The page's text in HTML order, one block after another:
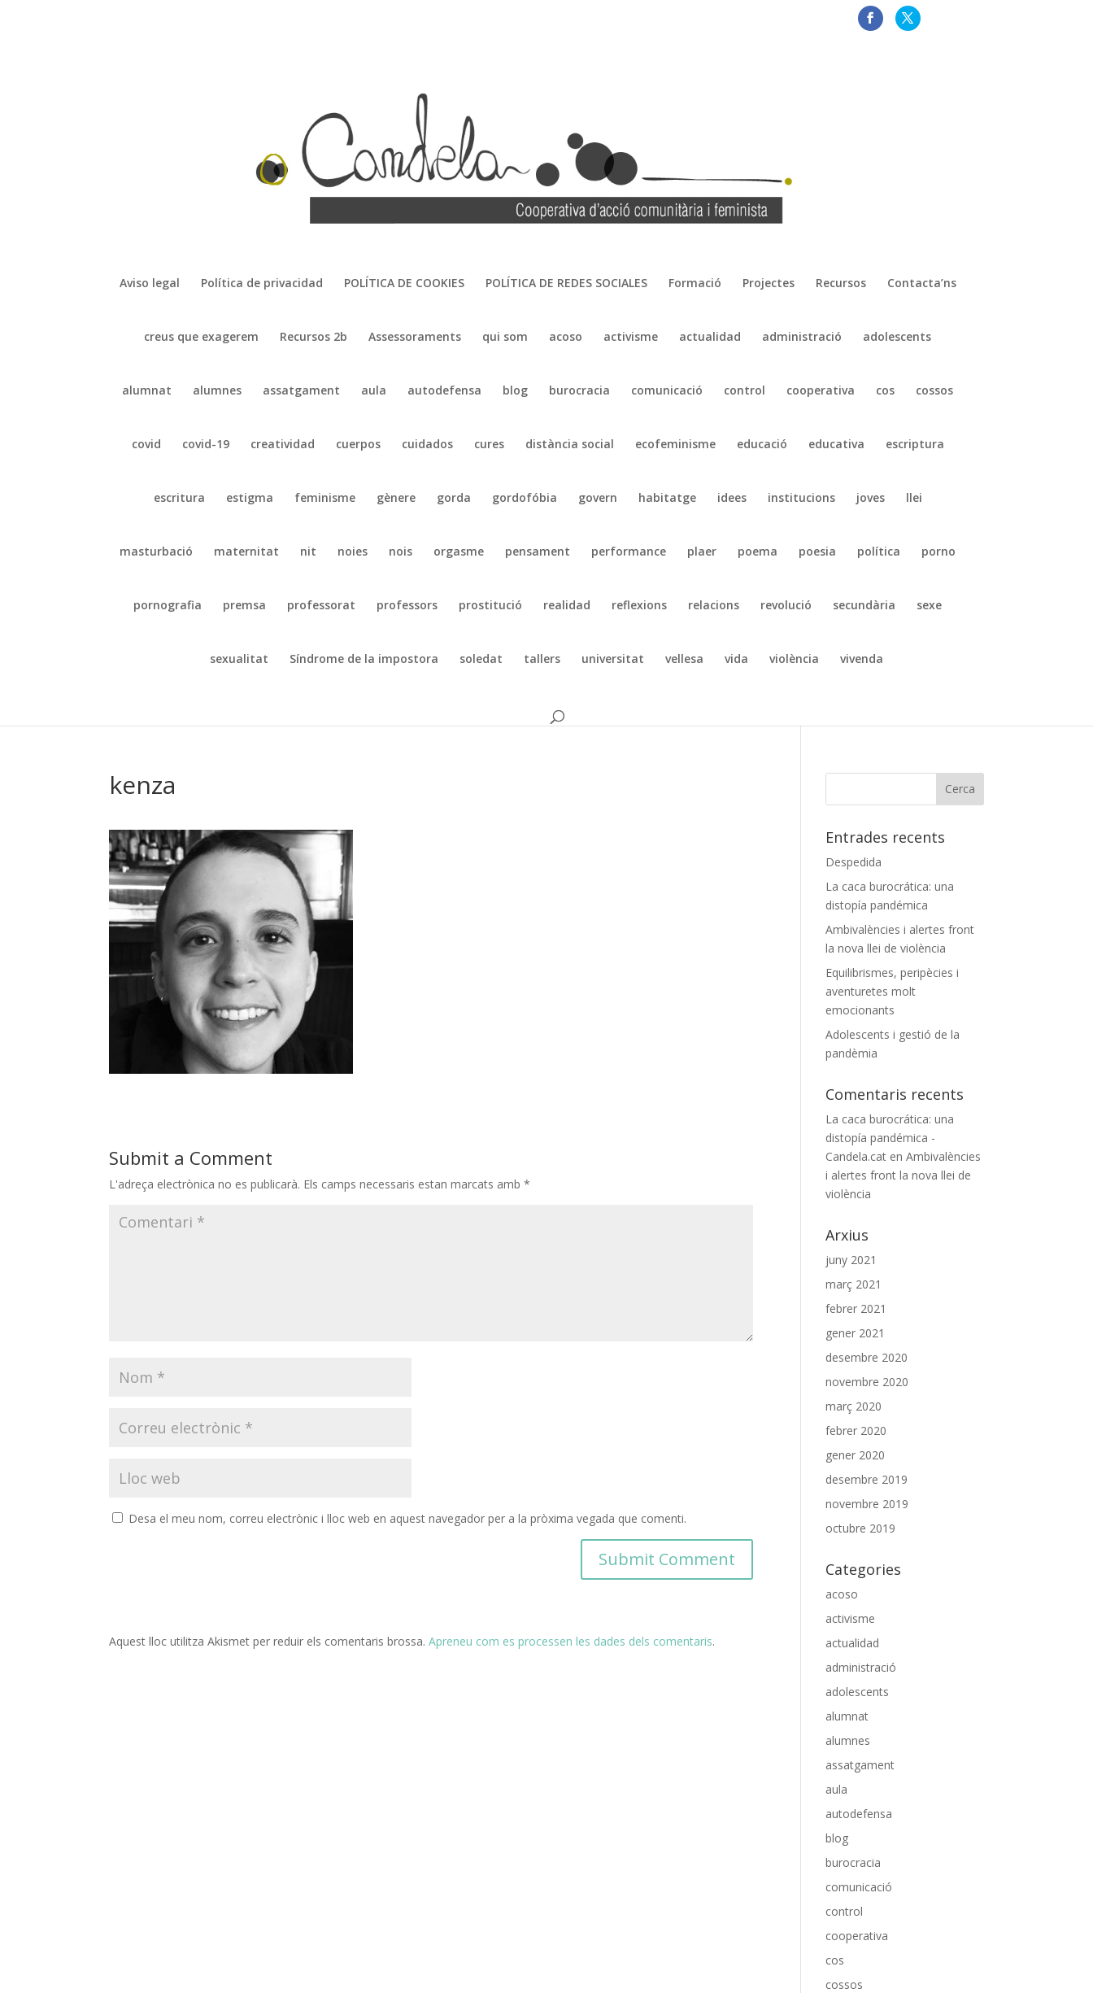
Aviso legal Política de privacidad POLÍTICA DE COOKIES POLÍTICA DE REDES SOCIALES Formació Projectes Recursos Contacta’ns
creus que exagerem Recursos 2b Assessoraments qui som acoso activisme actualidad administració adolescents
alumnat alumnes assatgament aula autodefensa blog burocracia comunicació control cooperativa cos cossos
covid covid-19 creatividad cuerpos cuidados cures distància social ecofeminisme educació educativa escriptura
escritura estigma feminisme gènere gorda gordofóbia govern habitatge idees institucions joves llei
masturbació maternitat nit noies nois orgasme pensament performance plaer poema poesia política porno
pornografia premsa professorat professors prostitució realidad reflexions relacions revolució secundària sexe
sexualitat Síndrome de la impostora soledat tallers universitat vellesa vida violència vivenda
kenza
Submit a Comment
L'adreça electrònica no es publicarà. Els camps necessaris estan marcats amb*
Desa el meu nom, correu electrònic i lloc web en aquest navegador per a la pròxima vegada que comenti.
Aquest lloc utilitza Akismet per reduir els comentaris brossa.Apreneu com es processen les dades dels comentaris.
Entrades recents
Despedida
La caca burocrática: una
distopía pandémica
Ambivalències i alertes front
la nova llei de violència
Equilibrismes, peripècies i
aventuretes molt
emocionants
Adolescents i gestió de la
pandèmia
Comentaris recents
La caca burocrática: una
distopía pandémica -
Candela.cat enAmbivalències
i alertes front la nova llei de
violència
Arxius
juny 2021
març 2021
febrer 2021
gener 2021
desembre 2020
novembre 2020
març 2020
febrer 2020
gener 2020
desembre 2019
novembre 2019
octubre 2019
Categories
acoso
activisme
actualidad
administració
adolescents
alumnat
alumnes
assatgament
aula
autodefensa
blog
burocracia
comunicació
control
cooperativa
cos
cossos